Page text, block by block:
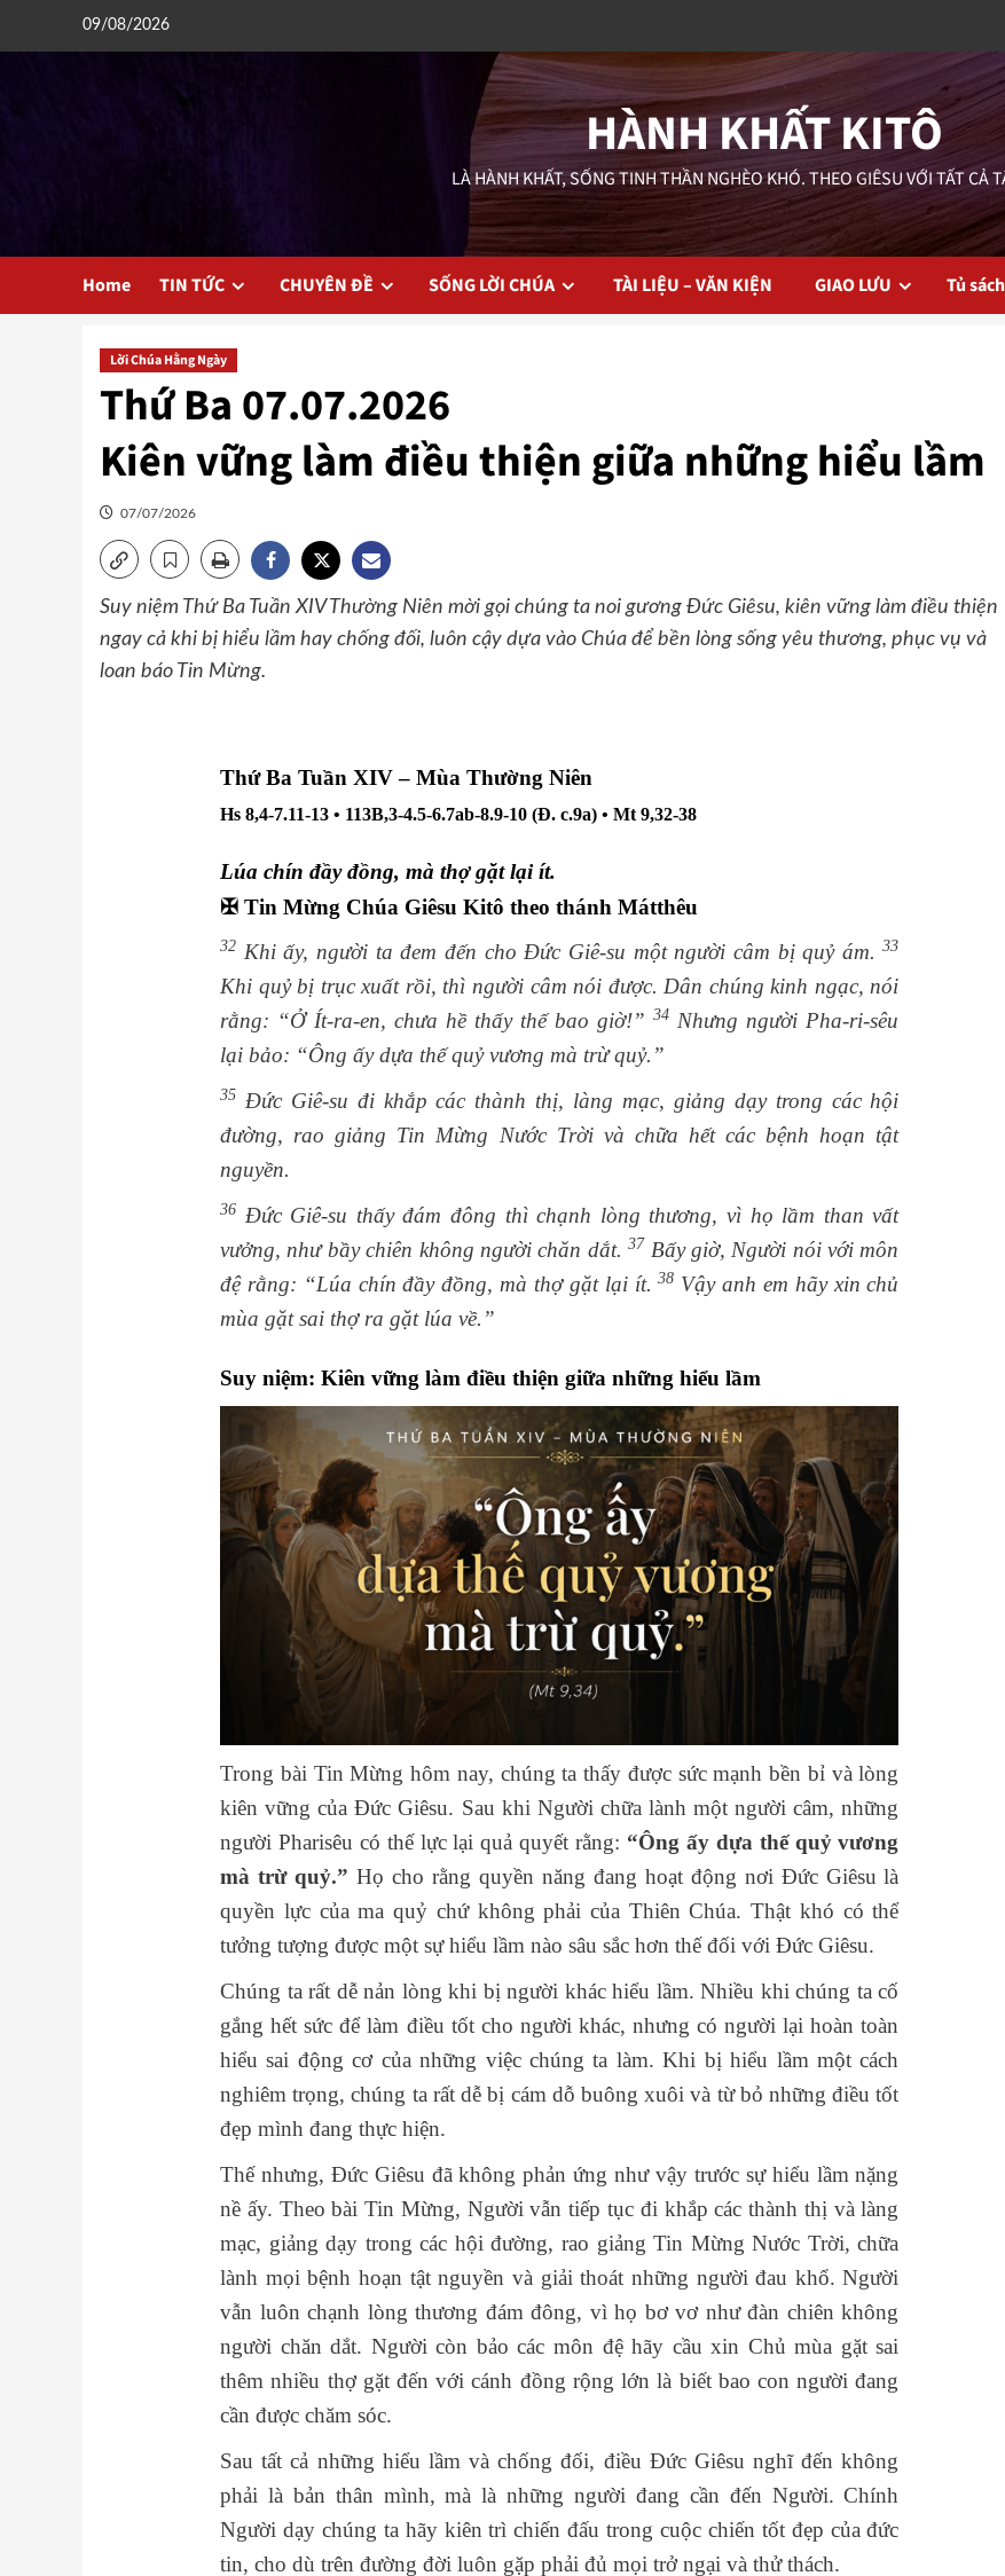
09/08/2026
HÀNH KHẤT KITÔ
LÀ HÀNH KHẤT, SỐNG TINH THẦN NGHÈO KHÓ. THEO GIÊSU VỚI TẤT CẢ
Home TIN TỨC CHUYÊN ĐỀ SỐNG LỜI CHÚA TÀI LIỆU – VĂN KIỆN GIAO LƯU Tủ
Lời Chúa Hằng Ngày
Thứ Ba 07.07.2026
Kiên vững làm điều thiện giữa những hiểu lầm
07/07/2026
Suy niệm Thứ Ba Tuần XIV Thường Niên mời gọi chúng ta noi gương Đức Giêsu, kiên vững làm điều thiện
ngay cả khi bị hiểu lầm hay chống đối, luôn cậy dựa vào Chúa để bền lòng sống yêu thương, phục vụ và
loan báo Tin Mừng.
Thứ Ba Tuần XIV – Mùa Thường Niên
Hs 8,4-7.11-13 • 113B,3-4.5-6.7ab-8.9-10 (Đ. c.9a)• Mt 9,32-38
Lúa chín đầy đồng, mà thợ gặt lại ít.
✠Tin Mừng Chúa Giêsu Kitô theo thánh Mátthêu
32 Khi ấy, người ta đem đến cho Đức Giê-su một người câm bị quỷ ám.33
Khi quỷ bị trục xuất rồi, thì người câm nói được. Dân chúng kinh ngạc, nói
rằng: “Ở Ít-ra-en, chưa hề thấy thế bao giờ!”34 Nhưng người Pha-ri-sêu
lại bảo: “Ông ấy dựa thế quỷ vương mà trừ quỷ.”
35 Đức Giê-su đi khắp các thành thị, làng mạc, giảng dạy trong các hội
đường, rao giảng Tin Mừng Nước Trời và chữa hết các bệnh hoạn tật
nguyền.
36 Đức Giê-su thấy đám đông thì chạnh lòng thương, vì họ lầm than vất
vưởng, như bầy chiên không người chăn dắt.37 Bấy giờ, Người nói với môn
đệ rằng: “Lúa chín đầy đồng, mà thợ gặt lại ít.38 Vậy anh em hãy xin chủ
mùa gặt sai thợ ra gặt lúa về.”
Suy niệm: Kiên vững làm điều thiện giữa những hiểu lầm
Trong bài Tin Mừng hôm nay, chúng ta thấy được sức mạnh bền bỉ và lòng
kiên vững của Đức Giêsu. Sau khi Người chữa lành một người câm, những
người Pharisêu có thế lực lại quả quyết rằng: “Ông ấy dựa thế quỷ vương
mà trừ quỷ.” Họ cho rằng quyền năng đang hoạt động nơi Đức Giêsu là
quyền lực của ma quỷ chứ không phải của Thiên Chúa. Thật khó có thể
tưởng tượng được một sự hiểu lầm nào sâu sắc hơn thế đối với Đức Giêsu.
Chúng ta rất dễ nản lòng khi bị người khác hiểu lầm. Nhiều khi chúng ta cố
gắng hết sức để làm điều tốt cho người khác, nhưng có người lại hoàn toàn
hiểu sai động cơ của những việc chúng ta làm. Khi bị hiểu lầm một cách
nghiêm trọng, chúng ta rất dễ bị cám dỗ buông xuôi và từ bỏ những điều tốt
đẹp mình đang thực hiện.
Thế nhưng, Đức Giêsu đã không phản ứng như vậy trước sự hiểu lầm nặng
nề ấy. Theo bài Tin Mừng, Người vẫn tiếp tục đi khắp các thành thị và làng
mạc, giảng dạy trong các hội đường, rao giảng Tin Mừng Nước Trời, chữa
lành mọi bệnh hoạn tật nguyền và giải thoát những người đau khổ. Người
vẫn luôn chạnh lòng thương đám đông, vì họ bơ vơ như đàn chiên không
người chăn dắt. Người còn bảo các môn đệ hãy cầu xin Chủ mùa gặt sai
thêm nhiều thợ gặt đến với cánh đồng rộng lớn là biết bao con người đang
cần được chăm sóc.
Sau tất cả những hiểu lầm và chống đối, điều Đức Giêsu nghĩ đến không
phải là bản thân mình, mà là những người đang cần đến Người. Chính
Người dạy chúng ta hãy kiên trì chiến đấu trong cuộc chiến tốt đẹp của đức
tin, cho dù trên đường đời luôn gặp phải đủ mọi trở ngại và thử thách.